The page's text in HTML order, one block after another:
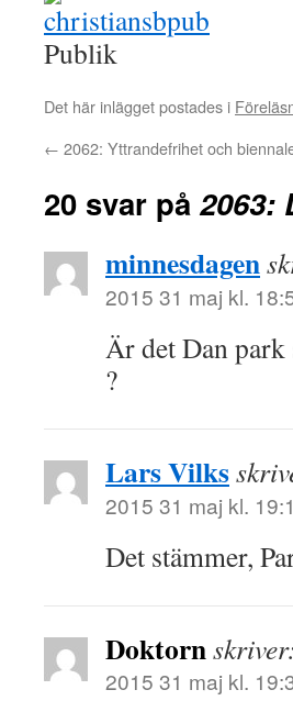
Publik
Det här inlägget postades i
← 2062: Yttrandefrihet och
20 svar på2063:
minnesdagen
2015 31 maj kl.
Är det Dan park
?
Lars Vilks
2015 31 maj kl.
Det stämmer,
Doktorn
2015 31 maj kl.